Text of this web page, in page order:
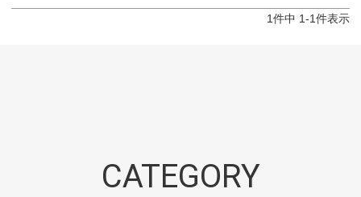
1件中 1-1件表示
CATEGORY